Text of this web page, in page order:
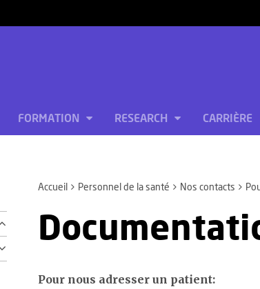
FORMATION RESEARCH CARRIÈRE
Accueil Personnel de la santé Nos contacts
Pour nous adresser un patient: